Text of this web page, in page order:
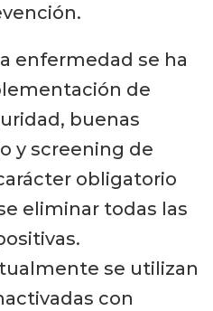
enfermedad se ha
de
buenas
y screening de
obligatorio
eliminar todas las
se utilizan
con